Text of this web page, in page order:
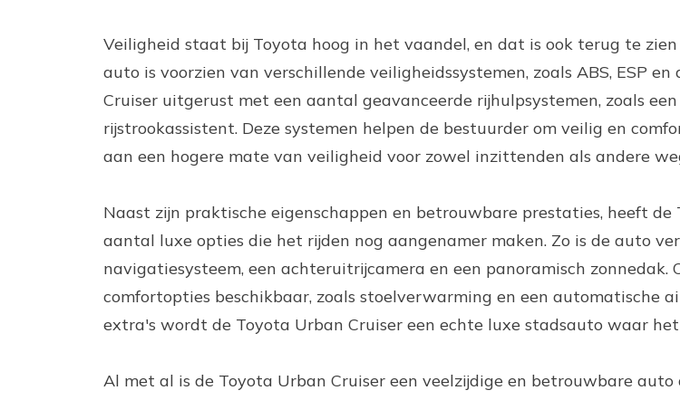
Veiligheid staat bij Toyota hoog in het vaandel, en dat is ook terug te
auto is voorzien van verschillende veiligheidssystemen, zoals ABS, ESP
Cruiser uitgerust met een aantal geavanceerde rijhulpsystemen, zoals
rijstrookassistent. Deze systemen helpen de bestuurder om veilig en
aan een hogere mate van veiligheid voor zowel inzittenden als andere
Naast zijn praktische eigenschappen en betrouwbare prestaties, heeft de
aantal luxe opties die het rijden nog aangenamer maken. Zo is de auto
navigatiesysteem, een achteruitrijcamera en een panoramisch zonnedak.
comfortopties beschikbaar, zoals stoelverwarming en een automatische
extra's wordt de Toyota Urban Cruiser een echte luxe stadsauto waar
Al met al is de Toyota Urban Cruiser een veelzijdige en betrouwbare